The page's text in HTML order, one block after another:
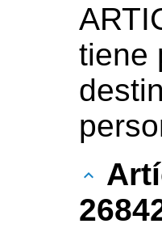
tiene